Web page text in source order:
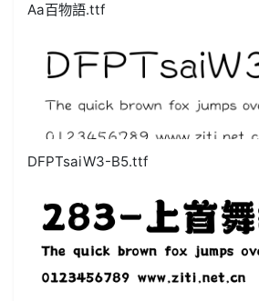
Aa百物語.ttf
DFPTsaiW3-B5.ttf